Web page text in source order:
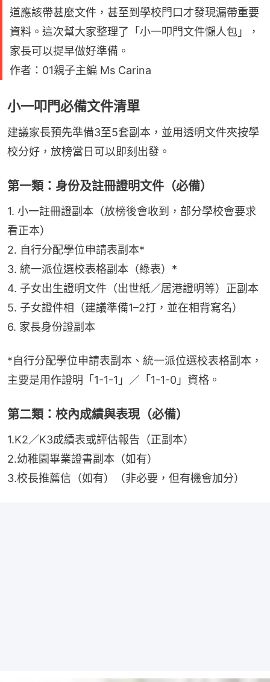
道應該帶甚麼文件，甚至到學校門口才發現漏帶重要
資料。這次幫大家整理了「小一叩門文件懶人包」，
家長可以提早做好準備。
作者：01親子主編 Ms Carina
小一叩門必備文件清單
建議家長預先準備3至5套副本，並用透明文件夾按學
校分好，放榜當日可以即刻出發。
第一類：身份及註冊證明文件（必備）
1. 小一註冊證副本（放榜後會收到，部分學校會要求
看正本）
2. 自行分配學位申請表副本*
3. 統一派位選校表格副本（綠表）*
4. 子女出生證明文件（出世紙／居港證明等）正副本
5. 子女證件相（建議準備1–2打，並在相背寫名）
6. 家長身份證副本
*自行分配學位申請表副本、統一派位選校表格副本，
主要是用作證明「1-1-1」／「1-1-0」資格。
第二類：校內成績與表現（必備）
1.K2／K3成績表或評估報告（正副本）
2.幼稚園畢業證書副本（如有）
3.校長推薦信（如有）（非必要，但有機會加分）